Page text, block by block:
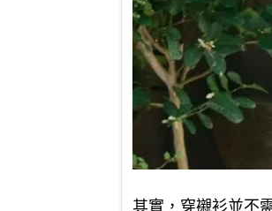
其實，穿襯衫並不